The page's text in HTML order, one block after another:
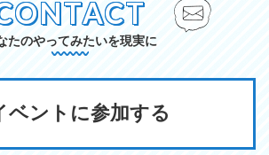
たのやってみたいを現実に
ベントに参加する